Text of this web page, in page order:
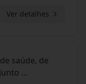
Ver detalhes
saúde, de
...